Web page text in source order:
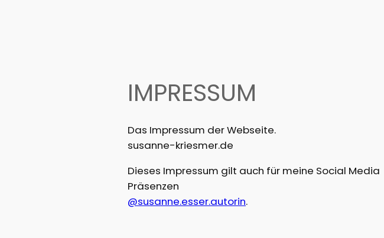
IMPRESSUM
Das Impressum der Webseite.
susanne-kriesmer.de
Dieses Impressum gilt auch für meine Social Media
Präsenzen
@susanne.esser.autorin.